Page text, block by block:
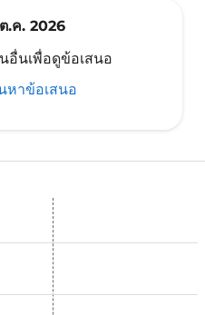
ต.ค. 2026
อื่นเพื่อดูข้อเสนอ
หาข้อเสนอ
หาข้อเสนอ
ค้นหาข้อเสนอ
ค้นหาข้อเสนอ
disclaimer. ค้นหาข้อเสนอ
disclaimer. ค้นหาข้อเสนอ
offers-disclaimer. ค้นหาข้อเ
view-offers-disclaimer. ค้นห
cmp-view-offers-disclaimer.
cmp-view-offers-
PKU–LGK: cmp-view-offers-
PKU–LGK: cmp-view-